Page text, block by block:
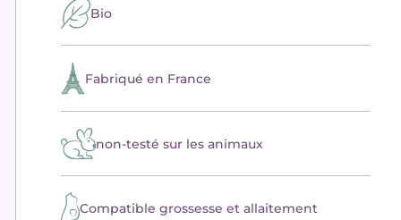
Bio
Fabriqué en France
non-testé sur les animaux
Compatible grossesse et allaitement